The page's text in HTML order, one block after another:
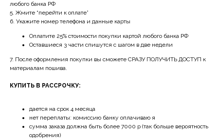
любого банка РФ
5. Жмите “перейти к оплате”
6. Укажите номер телефона и данные карты
Оплатите 25% стоимости покупки картой любого банка РФ
Оставшиеся 3 части спишутся с шагом в две недели
7. После оформления покупки вы сможете СРАЗУ ПОЛУЧИТЬ ДОСТУП к
материалам пошива.
КУПИТЬ В РАССРОЧКУ:
дается на срок 4 месяца
нет переплаты: комиссию банку оплачиваю я
сумма заказа должна быть более 7000 р (так больше вероятность
одобрения)